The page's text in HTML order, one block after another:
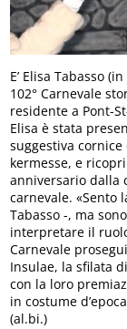
E’ Elisa Tabasso
102° Carnevale
residente a Pont-
Elisa è stata
suggestiva
kermesse, e
anniversario dalla
carnevale. «Sento
Tabasso -, ma
interpretare il
Carnevale
Insulae, la sfilata
con la loro
in costume
(al.bi.)